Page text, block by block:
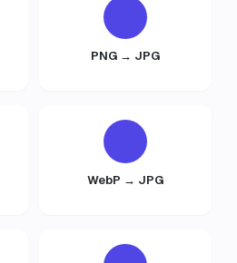
PNG → JPG
WebP → JPG